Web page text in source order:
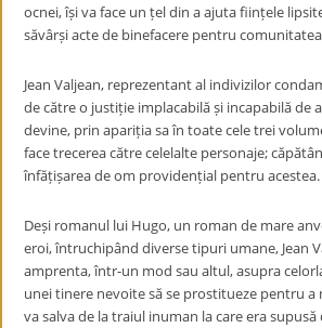
ocnei, își va face un țel din a ajuta ființele
săvârși acte de binefacere pentru
Jean Valjean, reprezentant al indivizilor
de către o justiție implacabilă și incapabilă de
devine, prin apariția sa în toate cele trei
face trecerea către celelalte personaje;
înfățișarea de om providențial pentru acestea.
Deși romanul lui Hugo, un roman de mare
eroi, întruchipând diverse tipuri umane, Jean
amprenta, într-un mod sau altul, asupra
unei tinere nevoite să se prostitueze pentru a
va salva de la traiul inuman la care era supusă